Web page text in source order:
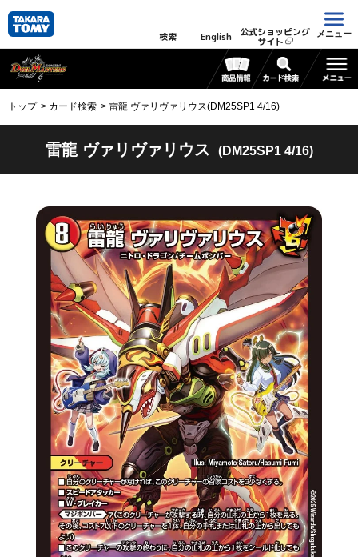
検索 English 公式ショッピング
サイト
メニュー
トップ カード検索 雷龍 ヴァリヴァリウス(DM25SP1 4/16)
雷龍 ヴァリヴァリウス (DM25SP1 4/16)